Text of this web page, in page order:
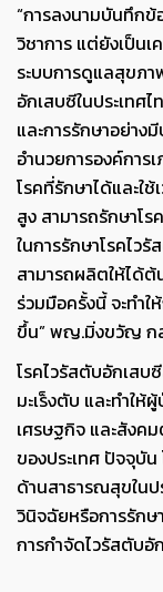
“การลงนามบันทึกข้
วิชาการ แต่ยังเป็น
ระบบการดูแลสุขภ
อักเสบซีในประเทศ
และการรักษาอย่า
อำนวยการองค์การ
โรคที่รักษาได้และใ
สูง สามารถรักษาโ
ในการรักษาโรคไว
สามารถผลิตให้ได้
ร่วมมือครั้งนี้ จะทำ
ขึ้น”พญ.มิ่งขวัญ กล่
โรคไวรัสตับอักเสบ
มะเร็งตับ และทำให้
เศรษฐกิจ และสังค
ของประเทศ ปัจจุบั
ด้านสาธารณสุขในป
วินิจฉัยหรือการรักษ
การกำจัดไวรัสตับอั